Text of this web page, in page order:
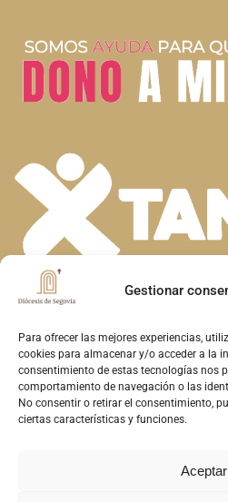
Gestionar
Para ofrecer las mejores experiencias,
cookies para almacenar y/o acceder a la
consentimiento de estas tecnologías nos
comportamiento de navegación o las
No consentir o retirar el consentimiento,
ciertas características y funciones.
Aceptar
En la diversidad de dones
Santo concede a la
riqueza de nuestra fe.
el servicio, construimos
Dios en Segovia,